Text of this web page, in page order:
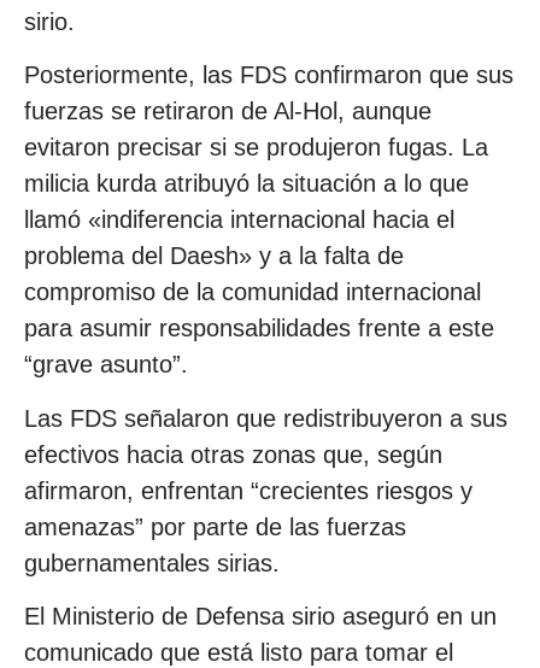
sirio.
Posteriormente, las FDS confirmaron que sus
fuerzas se retiraron de Al-Hol, aunque
evitaron precisar si se produjeron fugas. La
milicia kurda atribuyó la situación a lo que
llamó «indiferencia internacional hacia el
problema del Daesh» y a la falta de
compromiso de la comunidad internacional
para asumir responsabilidades frente a este
“grave asunto”.
Las FDS señalaron que redistribuyeron a sus
efectivos hacia otras zonas que, según
afirmaron, enfrentan “crecientes riesgos y
amenazas” por parte de las fuerzas
gubernamentales sirias.
El Ministerio de Defensa sirio aseguró en un
comunicado que está listo para tomar el